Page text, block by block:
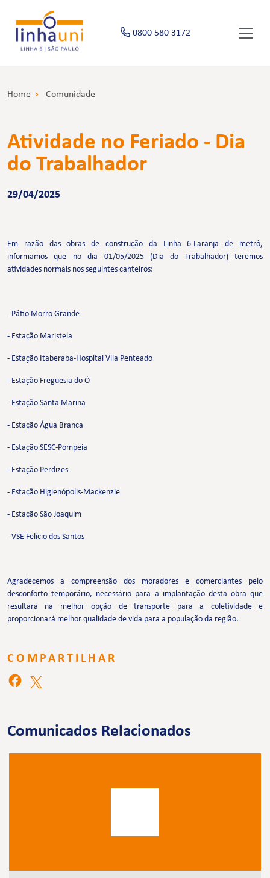
0800 580 3172
Home Comunidade
Atividade no Feriado - Dia
do Trabalhador
29/04/2025
Em razão das obras de construção da Linha 6-Laranja de metrô,
informamos que no dia 01/05/2025 (Dia do Trabalhador) teremos
atividades normais nos seguintes canteiros:
- Pátio Morro Grande
- Estação Maristela
- Estação Itaberaba-Hospital Vila Penteado
- Estação Freguesia do Ó
- Estação Santa Marina
- Estação Água Branca
- Estação SESC-Pompeia
- Estação Perdizes
- Estação Higienópolis-Mackenzie
- Estação São Joaquim
- VSE Felício dos Santos
Agradecemos a compreensão dos moradores e comerciantes pelo
desconforto temporário, necessário para a implantação desta obra que
resultará na melhor opção de transporte para a coletividade e
proporcionará melhor qualidade de vida para a população da região.
COMPARTILHAR
Comunicados Relacionados